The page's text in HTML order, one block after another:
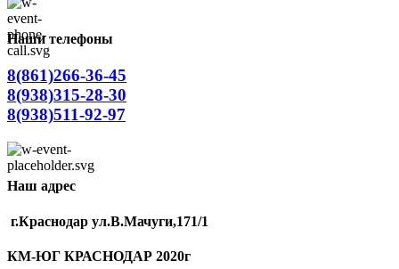
Наши телефоны
8(861)266-36-45
8(938)315-28-30
8(938)511-92-97
Наш адрес
г.Краснодар ул.В.Мачуги,171/1
КМ-ЮГ КРАСНОДАР 2020г